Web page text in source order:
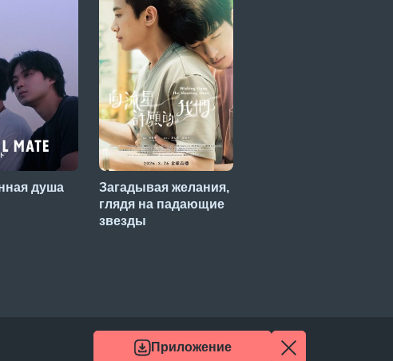
душа
Загадывая желания,
глядя на падающие
звезды
Приложение